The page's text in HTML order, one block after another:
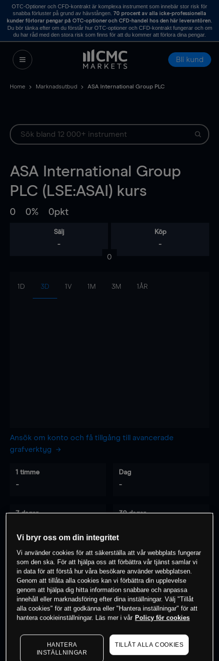
OTC-Optioner och CFD-kontrakt är komplexa instrument som innebär stor risk för
snabba förluster på grund av hävstången. 70 procent av alla icke-professionella
kunder förlorar pengar på OTC-optioner och CFD-handel hos den här leverantören.
Du bör tänka efter om du förstår hur OTC-optioner och CFD-kontrakt fungerar och om
du har råd med den stora risk som finns för att du kommer att förlora dina pengar.
Bli kund
Home Marknadsutbud ASA International Group PLC
ASA International Group
PLC (LSE:ASAI) kurs
0 0% 0pkt
Sälj
-
Köp
-
0
1D 3D 1V 1M 3M 1ÅR
Ansök om konto och få tillgång till avancerade
grafverktyg
1 timme
-
Dag
-
7 dagar 30 dagar
0% av kunderna har en position i detta
instrument
Börja handla
Vi bryr oss om din integritet
Vi använder cookies för att säkerställa att vår webbplats fungerar
som den ska. För att hjälpa oss att förbättra vår tjänst samlar vi
in data för att förstå hur våra besökare använder webbplatsen.
Genom att tillåta alla cookies kan vi förbättra din upplevelse
genom att hjälpa dig hitta information snabbare och anpassa
innehåll eller marknadsföring efter dina inställningar. Välj "Tillåt
alla cookies" för att godkänna eller "Hantera inställningar" för att
hantera cookieinställningar. Läs mer i vår Policy för cookies
HANTERA
INSTÄLLNINGAR
TILLÅT ALLA COOKIES